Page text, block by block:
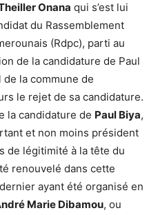
Onana qui s’est lui
du Rassemblement
(Rdpc), parti au
de la candidature de Paul
la commune de
le rejet de sa candidature.
la candidature de Paul Biya,
et non moins président
de légitimité à la tête du
renouvelé dans cette
ayant été organisé en
Marie Dibamou, ou